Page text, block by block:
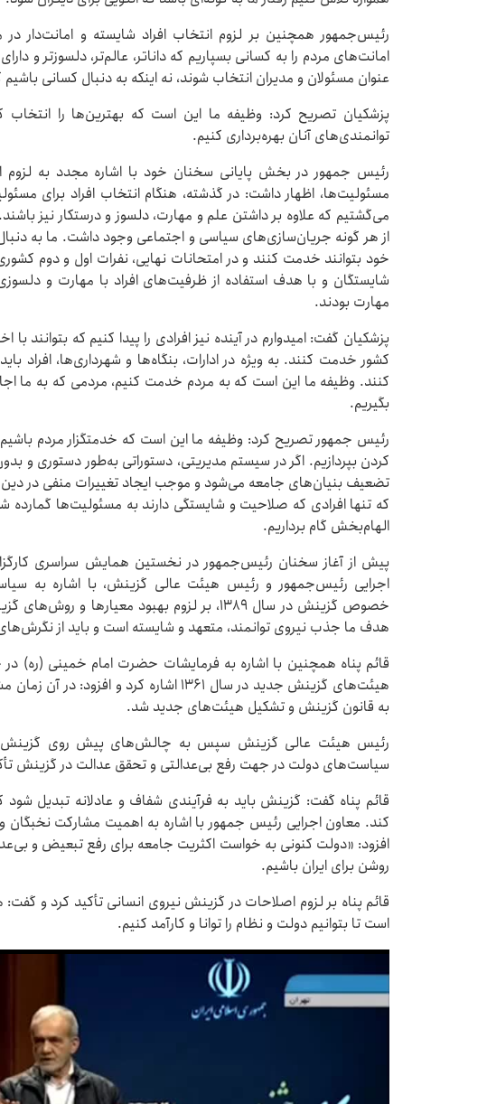
رئیس‌جمهور همچنین بر لزوم انتخاب افراد شایسته و امانت‌دار
امانت‌های مردم را به کسانی بسپاریم که داناتر، عالم‌تر، دلسوزتر و
عنوان مسئولان و مدیران انتخاب شوند، نه اینکه به دنبال کسانی باشیم
پزشکیان تصریح کرد: وظیفه ما این است که بهترین‌ها را
توانمندی‌های آنان بهره‌برداری کنیم.
رئیس جمهور در بخش پایانی سخنان خود با اشاره مجدد به لزوم
مسئولیت‌ها، اظهار داشت: در گذشته، هنگام انتخاب افراد برای
می‌گشتیم که علاوه بر داشتن علم و مهارت، دلسوز و درستکار نیز
از هر گونه جریان‌سازی‌های سیاسی و اجتماعی وجود داشت. ما به
خود بتوانند خدمت کنند و در امتحانات نهایی، نفرات اول و دوم
شایستگان و با هدف استفاده از ظرفیت‌های افراد با مهارت و
مهارت بودند.
پزشکیان گفت: امیدوارم در آینده نیز افرادی را پیدا کنیم که
کشور خدمت کنند. به ویژه در ادارات، بنگاه‌ها و شهرداری‌ها، افراد
کنند. وظیفه ما این است که به مردم خدمت کنیم، مردمی که به ما
بگیریم.
رئیس جمهور تصریح کرد: وظیفه ما این است که خدمتگزار مردم
کردن بپردازیم. اگر در سیستم مدیریتی، دستوراتی به‌طور دستوری و
تضعیف بنیان‌های جامعه می‌شود و موجب ایجاد تغییرات منفی در
که تنها افرادی که صلاحیت و شایستگی دارند به مسئولیت‌ها گمارده
الهام‌بخش گام برداریم.
پیش از آغاز سخنان رئیس‌جمهور در نخستین همایش سراسری
اجرایی رئیس‌جمهور و رئیس هیئت عالی گزینش، با اشاره به
خصوص گزینش در سال ۱۳۸۹، بر لزوم بهبود
هدف ما جذب نیروی توانمند، متعهد و شایسته است و باید از
قائم پناه همچنین با اشاره به فرمایشات حضرت امام خمینی
هیئت‌های گزینش جدید در سال ۱۳۶۱ اشاره کرد
به قانون گزینش و تشکیل هیئت‌های جدید شد.
رئیس هیئت عالی گزینش سپس به چالش‌های پیش روی گزینش
سیاست‌های دولت در جهت رفع بی‌عدالتی و تحقق عدالت در گزینش
قائم پناه گفت: گزینش باید به فرآیندی شفاف و عادلانه تبدیل شود
کند. معاون اجرایی رئیس جمهور با اشاره به اهمیت مشارکت
افزود: «دولت کنونی به خواست اکثریت جامعه برای رفع تبعیض و
روشن برای ایران باشیم.
قائم پناه بر لزوم اصلاحات در گزینش نیروی انسانی تأکید کرد و
است تا بتوانیم دولت و نظام را توانا و کارآمد کنیم.